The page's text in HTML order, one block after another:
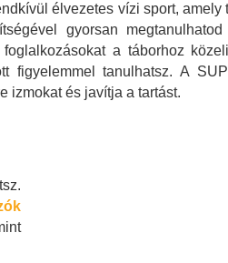
élvezetes vízi sport,
gyorsan
a táborhoz
figyelemmel tanulhatsz. A
izmokat és javítja a tartást.
.